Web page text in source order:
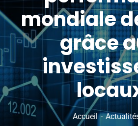
mondiale
grâce
Accueil